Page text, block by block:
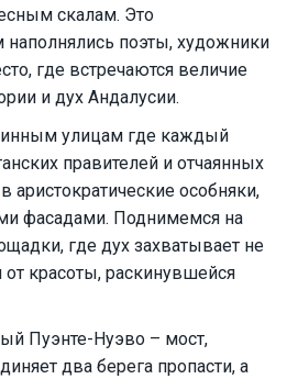
скалам. Это
поэты, художники
где встречаются величие
и дух Андалусии.
улицам где каждый
правителей и отчаянных
аристократические особняки,
фасадами. Поднимемся на
где дух захватывает не
красоты, раскинувшейся
Пуэнте-Нуэво – мост,
два берега пропасти, а